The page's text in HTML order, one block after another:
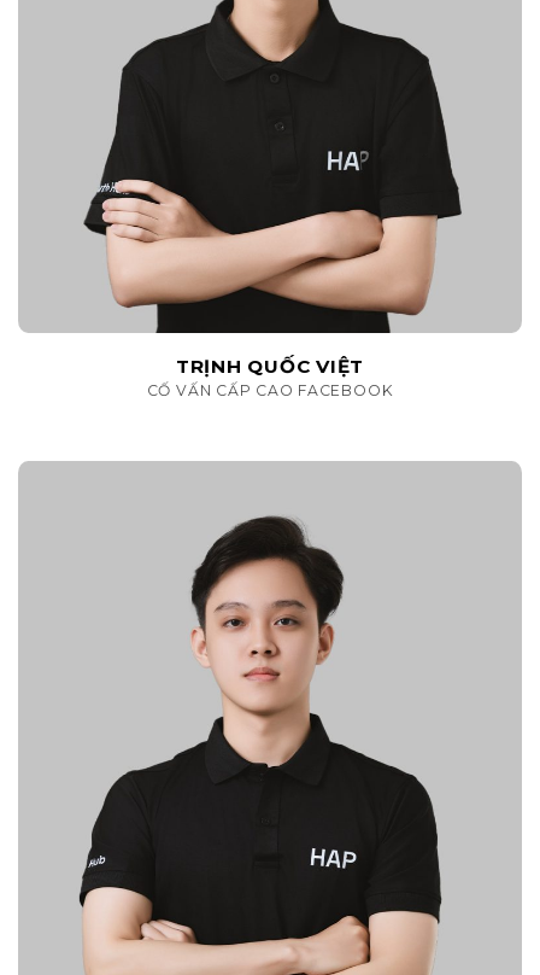
TRỊNH QUỐC VIỆT
CỐ VẤN CẤP CAO FACEBOOK